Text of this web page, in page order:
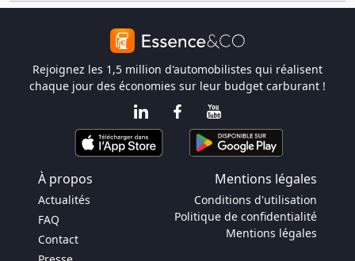
Rejoignez les 1,5 million d'automobilistes qui réalisent
chaque jour des économies sur leur budget carburant !
À propos Mentions légales
Actualités
FAQ
Contact
Conditions d'utilisation
Politique de confidentialité
Mentions légales